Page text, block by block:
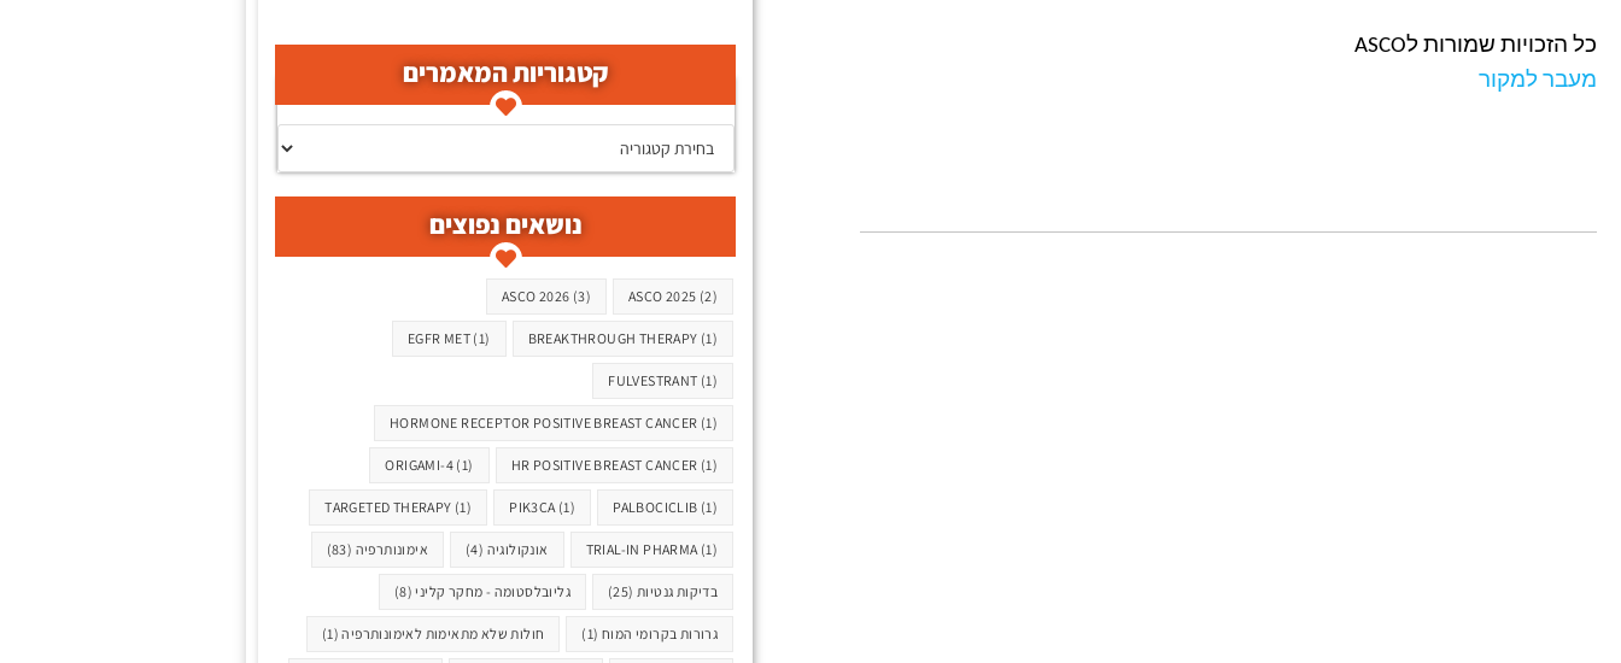
כל הזכויות שמורות לASCO
מעבר למקור
קטגוריות המאמרים
נושאים נפוצים
ASCO 2025 (2)
ASCO 2026 (3)
BREAKTHROUGH THERAPY (1)
EGFR MET(1)
FULVESTRANT (1)
HORMONE RECEPTOR POSITIVE BREAST CANCER (1)
HR POSITIVE BREAST CANCER (1)
ORIGAMI-4(1)
PALBOCICLIB (1)
PIK3CA(1)
TARGETED THERAPY (1)
TRIAL-IN PHARMA(1) אונקולוגיה (4) אימונותרפיה (83)
בדיקות גנטיות (25) גליובלסטומה - מחקר קליני(8)
גרורות בקרומי המוח (1) חולות שלא מתאימות לאימונותרפיה(1)